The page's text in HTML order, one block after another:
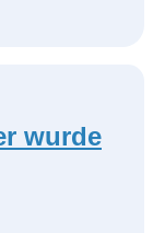
wurde